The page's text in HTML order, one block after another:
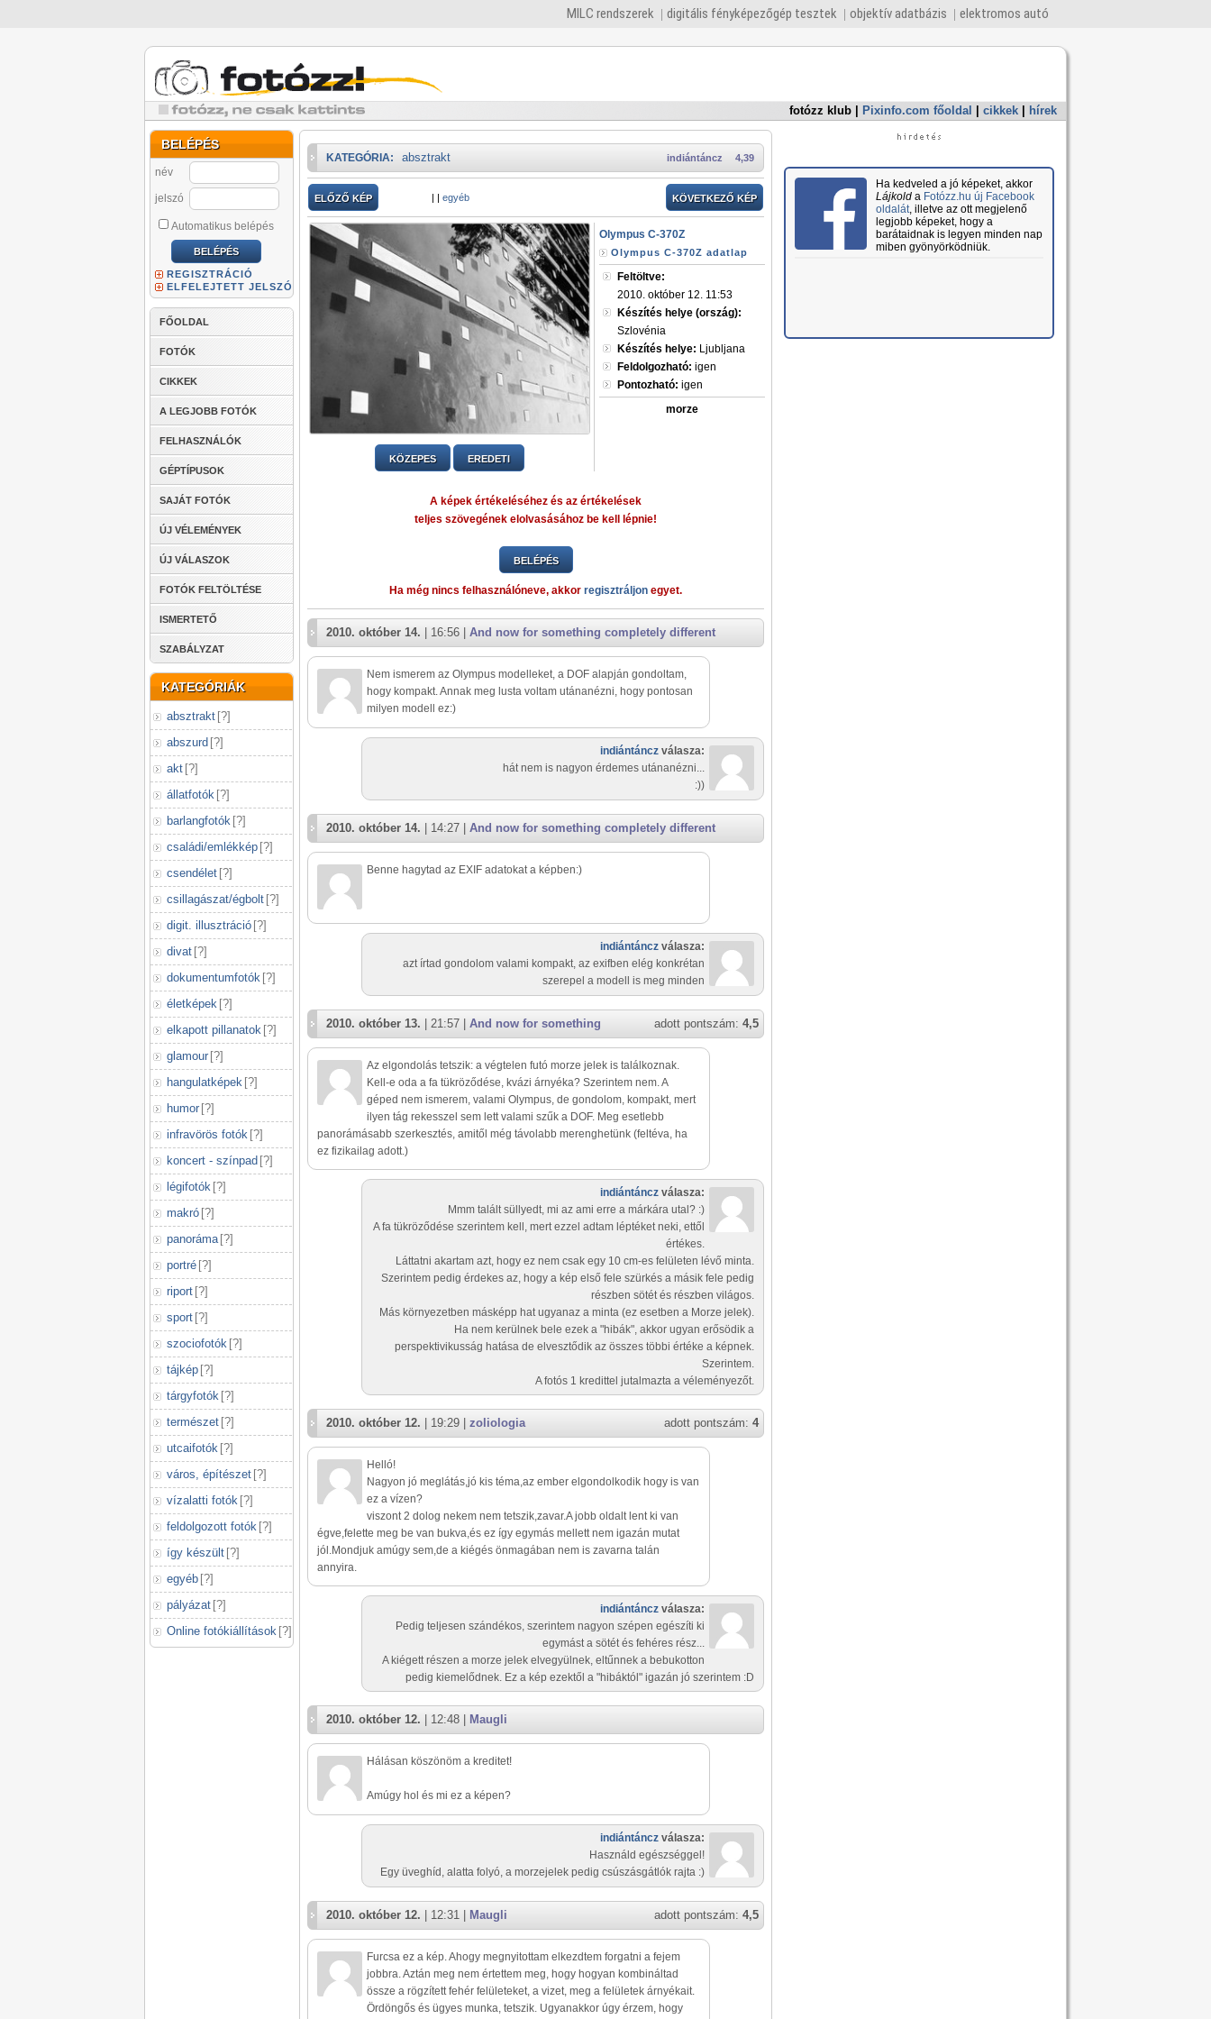
MILC rendszerek digitális fényképezőgép tesztek objektív adatbázis elektromos autó
fotózz klub Pixinfo.com főoldal cikkek hírek
BELÉPÉS
név
jelszó
Automatikus belépés
REGISZTRÁCIÓ
ELFELEJTETT JELSZÓ
FŐOLDAL
FOTÓK
CIKKEK
A LEGJOBB FOTÓK
FELHASZNÁLÓK
GÉPTÍPUSOK
SAJÁT FOTÓK
ÚJ VÉLEMÉNYEK
ÚJ VÁLASZOK
FOTÓK FELTÖLTÉSE
ISMERTETŐ
SZABÁLYZAT
KATEGÓRIÁK
absztrakt [?]
abszurd [?]
akt [?]
állatfotók [?]
barlangfotók [?]
családi/emlékkép [?]
csendélet [?]
csillagászat/égbolt [?]
digit. illusztráció [?]
divat [?]
dokumentumfotók [?]
életképek [?]
elkapott pillanatok [?]
glamour [?]
hangulatképek [?]
humor [?]
infravörös fotók [?]
koncert - színpad [?]
légifotók [?]
makró [?]
panoráma [?]
portré [?]
riport [?]
sport [?]
szociofotók [?]
tájkép [?]
tárgyfotók [?]
természet [?]
utcaifotók [?]
város, építészet [?]
vízalatti fotók [?]
feldolgozott fotók [?]
így készült [?]
egyéb [?]
pályázat [?]
Online fotókiállítások [?]
4,39
indiántáncz
KATEGÓRIA: absztrakt
ELŐZŐ KÉP | | egyéb KÖVETKEZŐ KÉP
KÖZEPES EREDETI
Olympus C-370Z
Olympus C-370Z adatlap
Feltöltve:
2010. október 12. 11:53
Készítés helye (ország):
Szlovénia
Készítés helye: Ljubljana
Feldolgozható: igen
Pontozható: igen
morze
A képek értékeléséhez és az értékelések
teljes szövegének elolvasásához be kell lépnie!
BELÉPÉS
Ha még nincs felhasználóneve, akkor regisztráljon egyet.
2010. október 14. | 16:56 | And now for something completely different
Nem ismerem az Olympus modelleket, a DOF alapján gondoltam,
hogy kompakt. Annak meg lusta voltam utánanézni, hogy pontosan
milyen modell ez:)
indiántáncz válasza:
hát nem is nagyon érdemes utánanézni...
:))
2010. október 14. | 14:27 | And now for something completely different
Benne hagytad az EXIF adatokat a képben:)
indiántáncz válasza:
azt írtad gondolom valami kompakt, az exifben elég konkrétan
szerepel a modell is meg minden
adott pontszám: 4,5
2010. október 13. | 21:57 | And now for something
completely different
Az elgondolás tetszik: a végtelen futó morze jelek is találkoznak.
Kell-e oda a fa tükröződése, kvázi árnyéka? Szerintem nem. A
géped nem ismerem, valami Olympus, de gondolom, kompakt, mert
ilyen tág rekesszel sem lett valami szűk a DOF. Meg esetlebb
panorámásabb szerkesztés, amitől még távolabb merenghetünk (feltéva, ha
ez fizikailag adott.)
indiántáncz válasza:
Mmm talált süllyedt, mi az ami erre a márkára utal? :)
A fa tükröződése szerintem kell, mert ezzel adtam léptéket neki, ettől
értékes.
Láttatni akartam azt, hogy ez nem csak egy 10 cm-es felületen lévő minta.
Szerintem pedig érdekes az, hogy a kép első fele szürkés a másik fele pedig
részben sötét és részben világos.
Más környezetben másképp hat ugyanaz a minta (ez esetben a Morze jelek).
Ha nem kerülnek bele ezek a "hibák", akkor ugyan erősödik a
perspektivikusság hatása de elvesztődik az összes többi értéke a képnek.
Szerintem.
A fotós 1 kredittel jutalmazta a véleményezőt.
adott pontszám: 4
2010. október 12. | 19:29 | zoliologia
Helló!
Nagyon jó meglátás,jó kis téma,az ember elgondolkodik hogy is van
ez a vízen?
viszont 2 dolog nekem nem tetszik,zavar.A jobb oldalt lent ki van
égve,felette meg be van bukva,és ez így egymás mellett nem igazán mutat
jól.Mondjuk amúgy sem,de a kiégés önmagában nem is zavarna talán
annyira.
indiántáncz válasza:
Pedig teljesen szándékos, szerintem nagyon szépen egészíti ki
egymást a sötét és fehéres rész...
A kiégett részen a morze jelek elvegyülnek, eltűnnek a bebukotton
pedig kiemelődnek. Ez a kép ezektől a "hibáktól" igazán jó szerintem :D
2010. október 12. | 12:48 | Maugli
Hálásan köszönöm a kreditet!
Amúgy hol és mi ez a képen?
indiántáncz válasza:
Használd egészséggel!
Egy üveghíd, alatta folyó, a morzejelek pedig csúszásgátlók rajta :)
adott pontszám: 4,5
2010. október 12. | 12:31 | Maugli
Furcsa ez a kép. Ahogy megnyitottam elkezdtem forgatni a fejem
jobbra. Aztán meg nem értettem meg, hogy hogyan kombináltad
össze a rögzített fehér felületeket, a vizet, meg a felületek árnyékait.
Ördöngős és ügyes munka, tetszik. Ugyanakkor úgy érzem, hogy
Ha kedveled a jó képeket, akkor
Lájkolda Fotózz.hu új Facebook
oldalát, illetve az ott megjelenő
legjobb képeket, hogy a
barátaidnak is legyen minden nap
miben gyönyörködniük.